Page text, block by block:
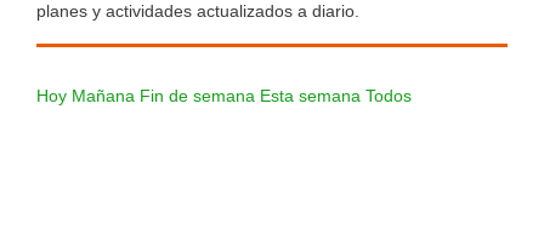
planes y actividades actualizados a diario.
Hoy Mañana Fin de semana Esta semana Todos